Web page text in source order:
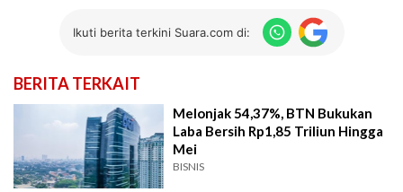
Ikuti berita terkini Suara.com di:
BERITA TERKAIT
Melonjak 54,37%, BTN Bukukan
Laba Bersih Rp1,85 Triliun Hingga
Mei
BISNIS